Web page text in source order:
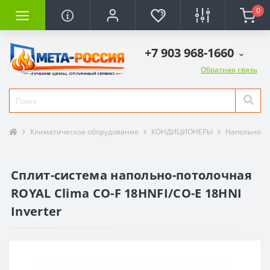
0
+7 903 968-1660
Обратная связь
Климатическое оборудование КОНДИЦИОНЕРЫ Напольно-
Сплит-система напольно-потолочная
ROYAL Clima CO-F 18HNFI/CO-E 18HNI
Inverter